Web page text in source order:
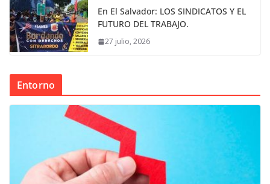
En El Salvador: LOS SINDICATOS Y EL
FUTURO DEL TRABAJO.
27 julio, 2026
Entorno